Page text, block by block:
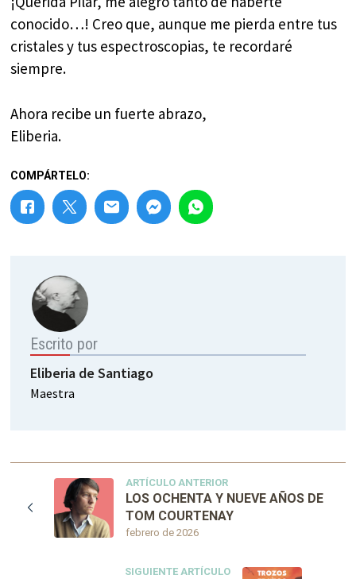
conocido…! Creo que, aunque me pierda entre tus
cristales y tus espectroscopias, te recordaré
siempre.
Ahora recibe un fuerte abrazo,
Eliberia.
COMPÁRTELO:
Escrito por
Eliberia de Santiago
Maestra
ARTÍCULO ANTERIOR
febrero de 2026
LOS OCHENTA Y NUEVE AÑOS DE
TOM COURTENAY
SIGUIENTE ARTÍCULO